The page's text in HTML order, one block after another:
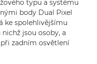
typu a systému
body Dual Pixel
ke spolehlivějšímu
jsou osoby, a
zadním osvětlení